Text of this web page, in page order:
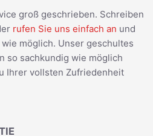
groß geschrieben. Schreiben
rufen Sie uns einfach an und
möglich. Unser geschultes
so sachkundig wie möglich
Ihrer vollsten Zufriedenheit